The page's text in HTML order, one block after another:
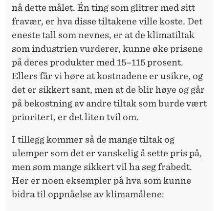
nå dette målet. Én ting som glitrer med sitt
fravær, er hva disse tiltakene ville koste. Det
eneste tall som nevnes, er at de klimatiltak
som industrien vurderer, kunne øke prisene
på deres produkter med 15–115 prosent.
Ellers får vi høre at kostnadene er usikre, og
det er sikkert sant, men at de blir høye og går
på bekostning av andre tiltak som burde vært
prioritert, er det liten tvil om.
I tillegg kommer så de mange tiltak og
ulemper som det er vanskelig å sette pris på,
men som mange sikkert vil ha seg frabedt.
Her er noen eksempler på hva som kunne
bidra til oppnåelse av klimamålene: